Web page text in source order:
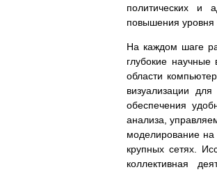
политических и
повышения уровня
На каждом шаге
глубокие
области
визуализации
обеспечения
анализа,
моделирование на
крупных сетях.
коллективная